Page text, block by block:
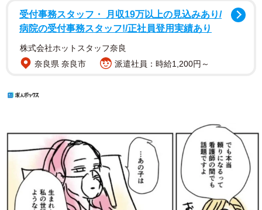
受付事務スタッフ・ 月収19万以上の見込みあり/
病院の受付事務スタッフ!/正社員登用実績あり
株式会社ホットスタッフ奈良
奈良県 奈良市
派遣社員：時給1,200円～